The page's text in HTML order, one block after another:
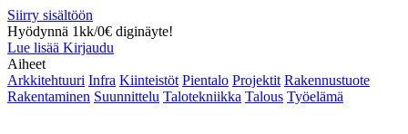
Siirry sisältöön
Hyödynnä 1kk/0€ diginäyte!
Lue lisää Kirjaudu
Aiheet
Arkkitehtuuri Infra Kiinteistöt Pientalo Projektit Rakennustuote
Rakentaminen Suunnittelu Talotekniikka Talous Työelämä